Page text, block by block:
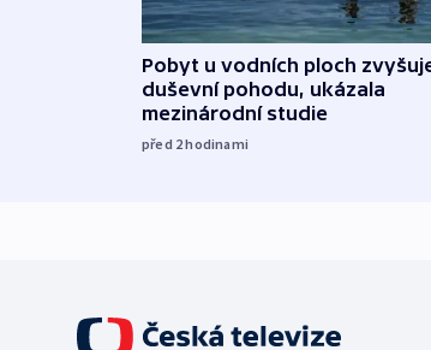
Pobyt u vodních ploch
duševní pohodu, ukázala
mezinárodní studie
před 2hodinami